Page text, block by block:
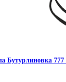
Бутурлиновка